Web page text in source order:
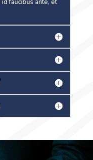
faucibus ante, et